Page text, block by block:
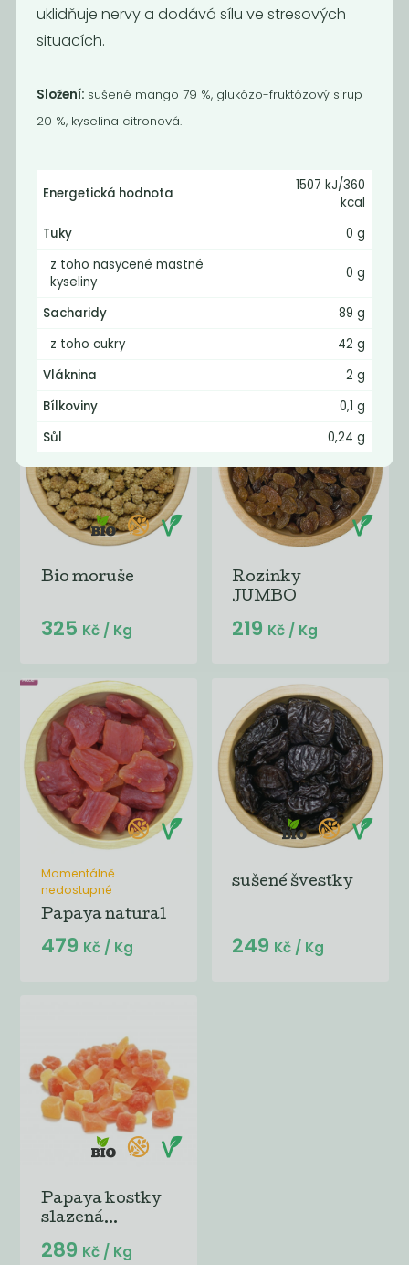
349Kč / Kg 659Kč/ Kg
Mango nesířené
bez přidaného...
515 / Kg
Sušené meruňky
Bio moruše
325 Kč / Kg
Rozinky
JUMBO
219 Kč / Kg
Momentálně
nedostupné
Papaya natural
479 Kč / Kg
sušené švestky
249 Kč / Kg
Papaya kostky
slazená...
289 Kč / Kg
uklidňuje nervy a dodává sílu ve stresových
situacích.
Složení: sušené mango 79 %, glukózo-fruktózový sirup
20 %, kyselina citronová.
Energetická hodnota
1507 kJ/360
kcal
Tuky
0 g
z toho nasycené mastné
kyseliny
0 g
Sacharidy
89 g
z toho cukry
42 g
Vláknina
2 g
Bílkoviny
0,1 g
Sůl
0,24 g